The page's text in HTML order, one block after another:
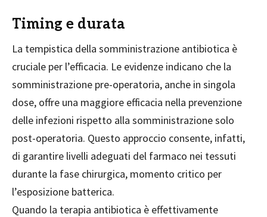
Timing e durata
La tempistica della somministrazione antibiotica è
cruciale per l’efficacia. Le evidenze indicano che la
somministrazione pre-operatoria, anche in singola
dose, offre una maggiore efficacia nella prevenzione
delle infezioni rispetto alla somministrazione solo
post-operatoria. Questo approccio consente, infatti,
di garantire livelli adeguati del farmaco nei tessuti
durante la fase chirurgica, momento critico per
l’esposizione batterica.
Quando la terapia antibiotica è effettivamente